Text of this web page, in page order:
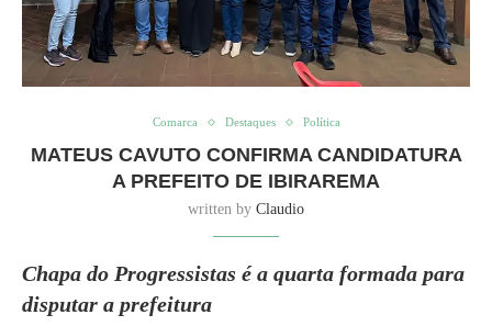
Comarca Destaques Política
MATEUS CAVUTO CONFIRMA CANDIDATURA
A PREFEITO DE IBIRAREMA
written by Claudio
Chapa do Progressistas é a quarta formada para
disputar a prefeitura